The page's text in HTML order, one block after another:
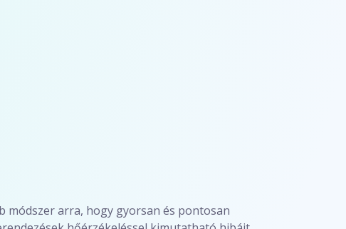
módszer arra, hogy gyorsan és pontosan